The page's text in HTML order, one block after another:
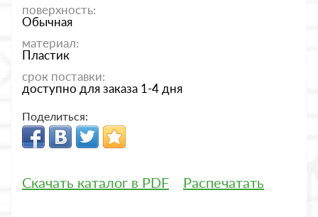
поверхность:
Обычная
материал:
Пластик
срок поставки:
доступно для заказа 1-4 дня
Поделиться:
Скачать каталог в PDF Распечатать